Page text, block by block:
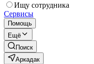
Ищу сотрудника
Сервисы
Помощь
Ещё
Поиск
Аркадак